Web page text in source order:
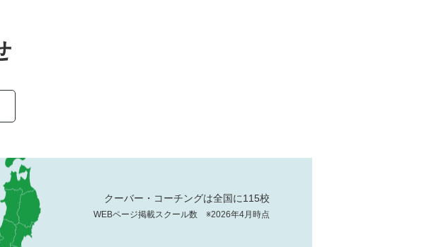
クーバー・コーチングは全国に115校
WEBページ掲載スクール数 ※2026年4月時点